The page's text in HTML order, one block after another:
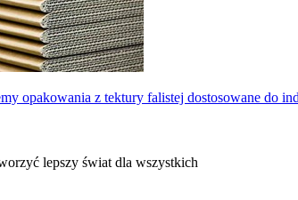
opakowania z tektury falistej dostosowane do
lepszy świat dla wszystkich